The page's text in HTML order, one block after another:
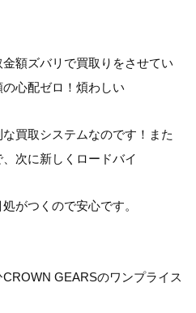
額ズバリで買取りをさせてい
心配ゼロ！煩わしい
買取システムなのです！また
次に新しくロードバイ
がつくので安心です。
GEARSのワンプライス